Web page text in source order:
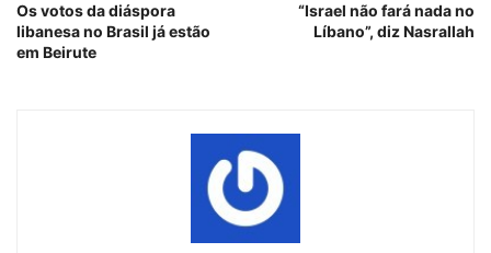
Os votos da diáspora
libanesa no Brasil já estão
em Beirute
“Israel não fará nada no
Líbano”, diz Nasrallah